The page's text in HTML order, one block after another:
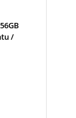
/